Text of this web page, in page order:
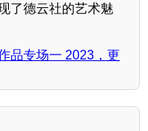
了德云社的艺术魅
品专场一 2023，更